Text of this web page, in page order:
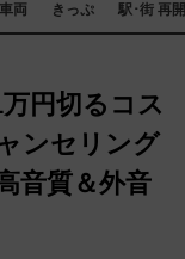
両 きっぷ 駅･街 再
円切るコス
ンセリング
音質＆外音